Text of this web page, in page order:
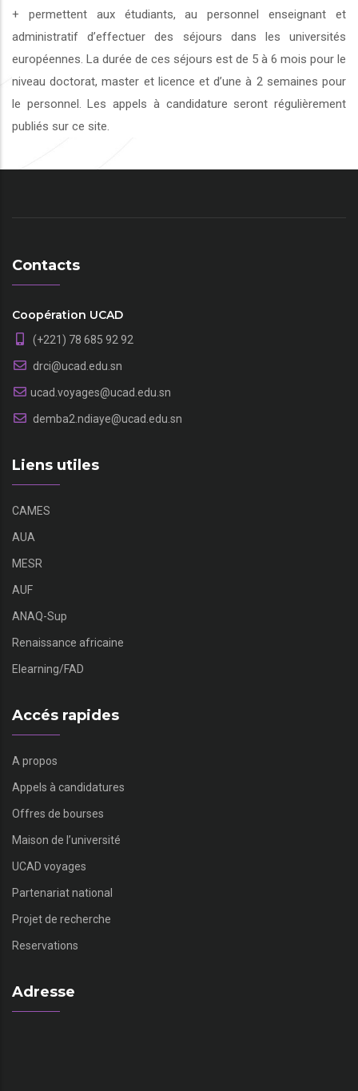
+ permettent aux étudiants, au personnel enseignant et
administratif d’effectuer des séjours dans les universités
européennes. La durée de ces séjours est de 5 à 6 mois pour le
niveau doctorat, master et licence et d’une à 2 semaines pour
le personnel. Les appels à candidature seront régulièrement
publiés sur ce site.
Contacts
Coopération UCAD
(+221) 78 685 92 92
drci@ucad.edu.sn
ucad.voyages@ucad.edu.sn
demba2.ndiaye@ucad.edu.sn
Liens utiles
CAMES
AUA
MESR
AUF
ANAQ-Sup
Renaissance africaine
Elearning/FAD
Accés rapides
A propos
Appels à candidatures
Offres de bourses
Maison de l’université
UCAD voyages
Partenariat national
Projet de recherche
Reservations
Adresse